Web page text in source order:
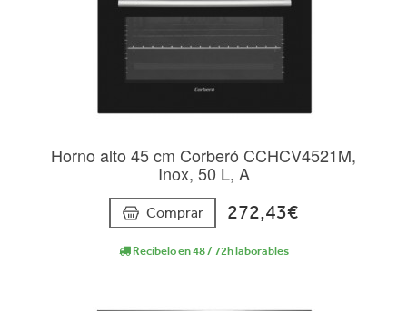
Horno alto 45 cm Corberó CCHCV4521M,
Inox, 50 L, A
Comprar 272,43€
Recíbelo en 48 / 72h laborables